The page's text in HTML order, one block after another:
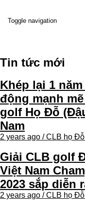
Toggle navigation
Tin tức mới
Khép lại 1
động mạnh
golf Họ Đỗ
Nam
2 years ago / CLB họ
Giải CLB golf
Việt Nam
2023 sắp diễn
2 years ago / CLB họ